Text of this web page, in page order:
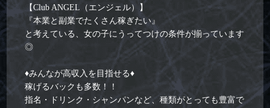
【Club ANGEL（エンジェル）】
『本業と副業でたくさん稼ぎたい』
と考えている、女の子にうってつけの条件が揃っています
◎
♦みんなが高収入を目指せる♦
稼げるバックも多数！！
指名・ドリンク・シャンパンなど、種類がとっても豊富で